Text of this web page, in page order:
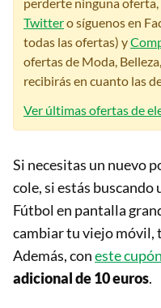
Twittero síguenos en
todas las ofertas) y
ofertas de Moda,
recibirás en cuanto las
Ver últimas ofertas de
Si necesitas un nuevo
cole, si estás buscando
Fútbol en pantalla
cambiar tu viejo móvil,
Además, coneste cupón
adicional de 10 euros.